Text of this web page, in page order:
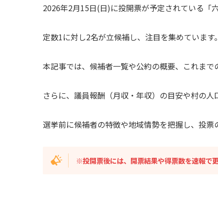
2026年2月15日(日)に投開票が予定されている「
定数1に対し2名が立候補し、注目を集めています。
本記事では、候補者一覧や公約の概要、これまで
さらに、議員報酬（月収・年収）の目安や村の人
選挙前に候補者の特徴や地域情勢を把握し、投票
※投開票後には、開票結果や得票数を速報で更